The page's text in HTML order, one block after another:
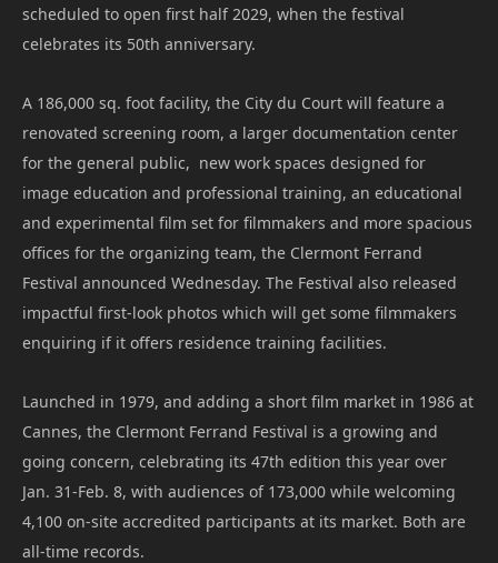
scheduled to open first half 2029, when the festival
celebrates its 50th anniversary.
A 186,000 sq. foot facility, the City du Court will feature a
renovated screening room, a larger documentation center
for the general public, new work spaces designed for
image education and professional training, an educational
and experimental film set for filmmakers and more spacious
offices for the organizing team, the Clermont Ferrand
Festival announced Wednesday. The Festival also released
impactful first-look photos which will get some filmmakers
enquiring if it offers residence training facilities.
Launched in 1979, and adding a short film market in 1986 at
Cannes, the Clermont Ferrand Festival is a growing and
going concern, celebrating its 47th edition this year over
Jan. 31-Feb. 8, with audiences of 173,000 while welcoming
4,100 on-site accredited participants at its market. Both are
all-time records.